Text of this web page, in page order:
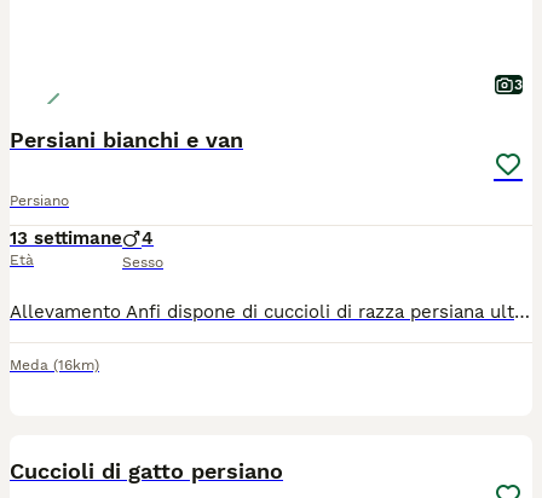
3
Persiani bianchi e van
Persiano
13 settimane
Età
4
Sesso
Allevamento Anfi dispone di cuccioli di razza persiana ultimi maschietti bianchi e uno bianco e rosso
Meda (16km)
Cuccioli di gatto persiano